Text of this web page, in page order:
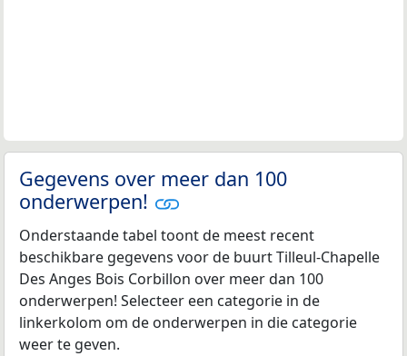
Gegevens over meer dan 100
onderwerpen!
Onderstaande tabel toont de meest recent
beschikbare gegevens voor de buurt Tilleul-Chapelle
Des Anges Bois Corbillon over meer dan 100
onderwerpen! Selecteer een categorie in de
linkerkolom om de onderwerpen in die categorie
weer te geven.